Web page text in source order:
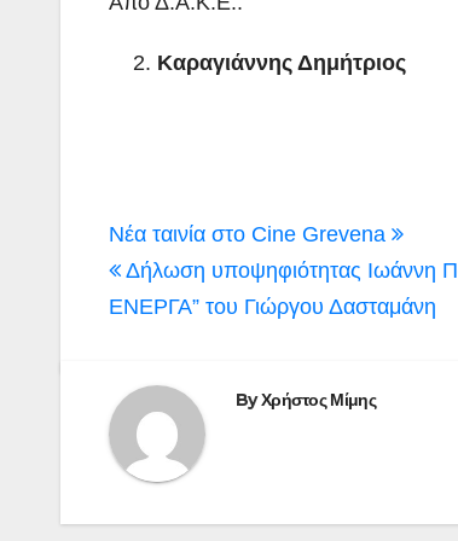
Καραγιάννης Δημήτριος
Πλοήγηση
άρθρων
Νέα ταινία στο Cine Grevena
Δήλωση υποψηφιότητας
ΕΝΕΡΓΑ” του Γιώργου Δασταμάνη
ByΧρήστος Μίμης